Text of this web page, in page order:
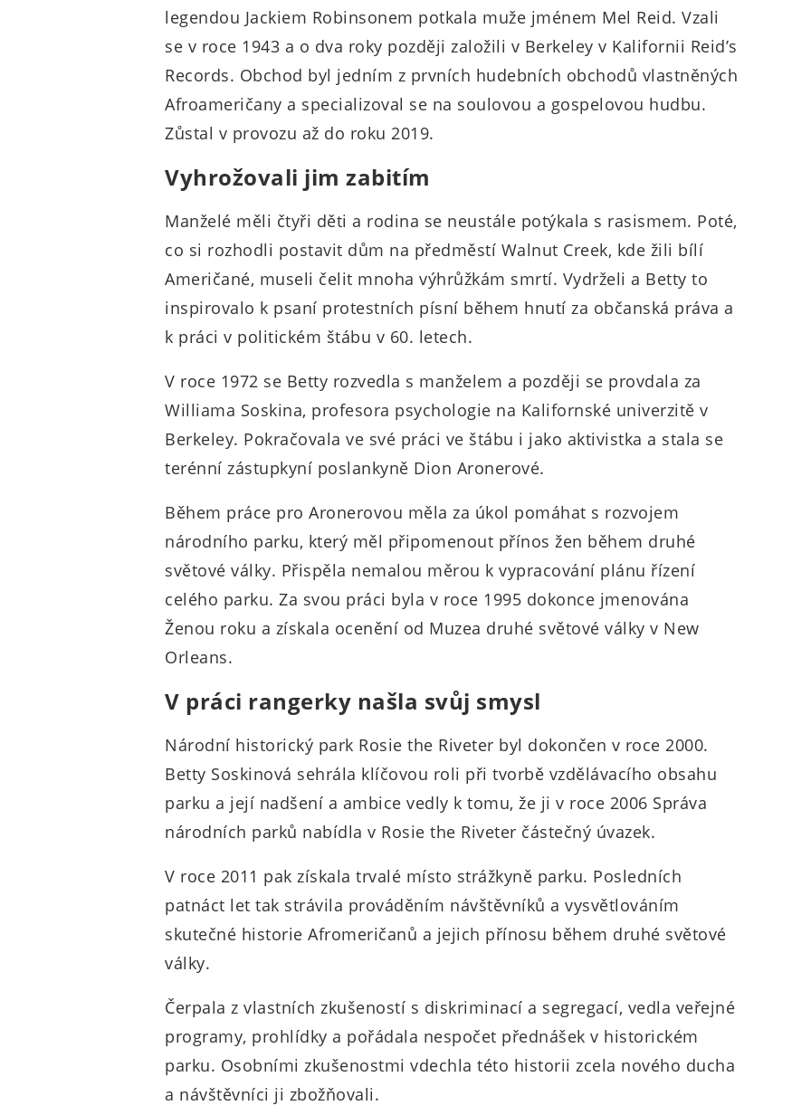
legendou Jackiem Robinsonem potkala muže jménem Mel Reid. Vzali
se v roce 1943 a o dva roky později založili v Berkeley v Kalifornii Reid’s
Records. Obchod byl jedním z prvních hudebních obchodů vlastněných
Afroameričany a specializoval se na soulovou a gospelovou hudbu.
Zůstal v provozu až do roku 2019.
Vyhrožovali jim zabitím
Manželé měli čtyři děti a rodina se neustále potýkala s rasismem. Poté,
co si rozhodli postavit dům na předměstí Walnut Creek, kde žili bílí
Američané, museli čelit mnoha výhrůžkám smrtí. Vydrželi a Betty to
inspirovalo k psaní protestních písní během hnutí za občanská práva a
k práci v politickém štábu v 60. letech.
V roce 1972 se Betty rozvedla s manželem a později se provdala za
Williama Soskina, profesora psychologie na Kalifornské univerzitě v
Berkeley. Pokračovala ve své práci ve štábu i jako aktivistka a stala se
terénní zástupkyní poslankyně Dion Aronerové.
Během práce pro Aronerovou měla za úkol pomáhat s rozvojem
národního parku, který měl připomenout přínos žen během druhé
světové války. Přispěla nemalou měrou k vypracování plánu řízení
celého parku. Za svou práci byla v roce 1995 dokonce jmenována
Ženou roku a získala ocenění od Muzea druhé světové války v New
Orleans.
V práci rangerky našla svůj smysl
Národní historický park Rosie the Riveter byl dokončen v roce 2000.
Betty Soskinová sehrála klíčovou roli při tvorbě vzdělávacího obsahu
parku a její nadšení a ambice vedly k tomu, že ji v roce 2006 Správa
národních parků nabídla v Rosie the Riveter částečný úvazek.
V roce 2011 pak získala trvalé místo strážkyně parku. Posledních
patnáct let tak strávila prováděním návštěvníků a vysvětlováním
skutečné historie Afromeričanů a jejich přínosu během druhé světové
války.
Čerpala z vlastních zkušeností s diskriminací a segregací, vedla veřejné
programy, prohlídky a pořádala nespočet přednášek v historickém
parku. Osobními zkušenostmi vdechla této historii zcela nového ducha
a návštěvníci ji zbožňovali.